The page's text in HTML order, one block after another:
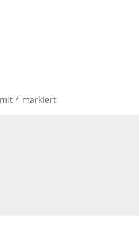
mit* markiert